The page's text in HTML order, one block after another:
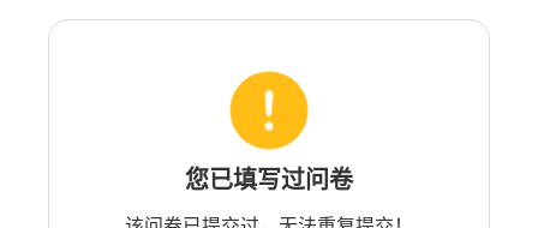
您已填写过问卷